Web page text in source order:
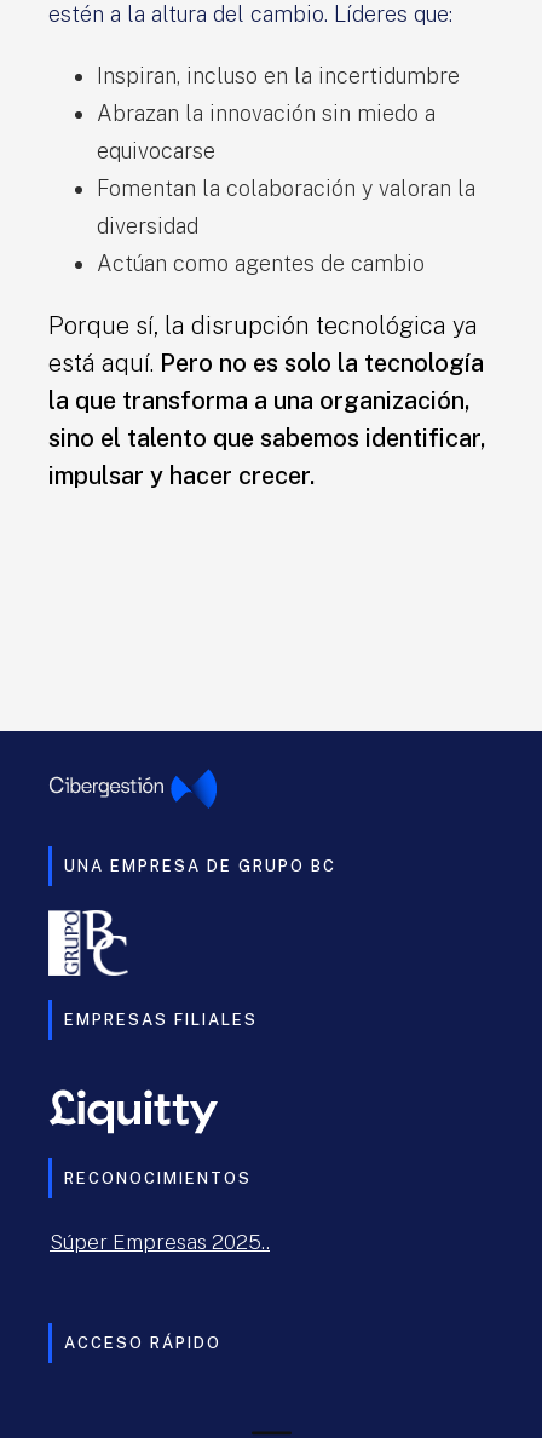
estén a la altura del cambio. Líderes que:
Inspiran, incluso en la incertidumbre
Abrazan la innovación sin miedo a
equivocarse
Fomentan la colaboración y valoran la
diversidad
Actúan como agentes de cambio
Porque sí, la disrupción tecnológica ya
está aquí. Pero no es solo la tecnología
la que transforma a una organización,
sino el talento que sabemos identificar,
impulsar y hacer crecer.
UNA EMPRESA DE GRUPO BC
EMPRESAS FILIALES
RECONOCIMIENTOS
Súper Empresas 2025..
ACCESO RÁPIDO